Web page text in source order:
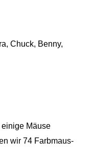
Chuck, Benny,
Mäuse
wir 74 Farbmaus-